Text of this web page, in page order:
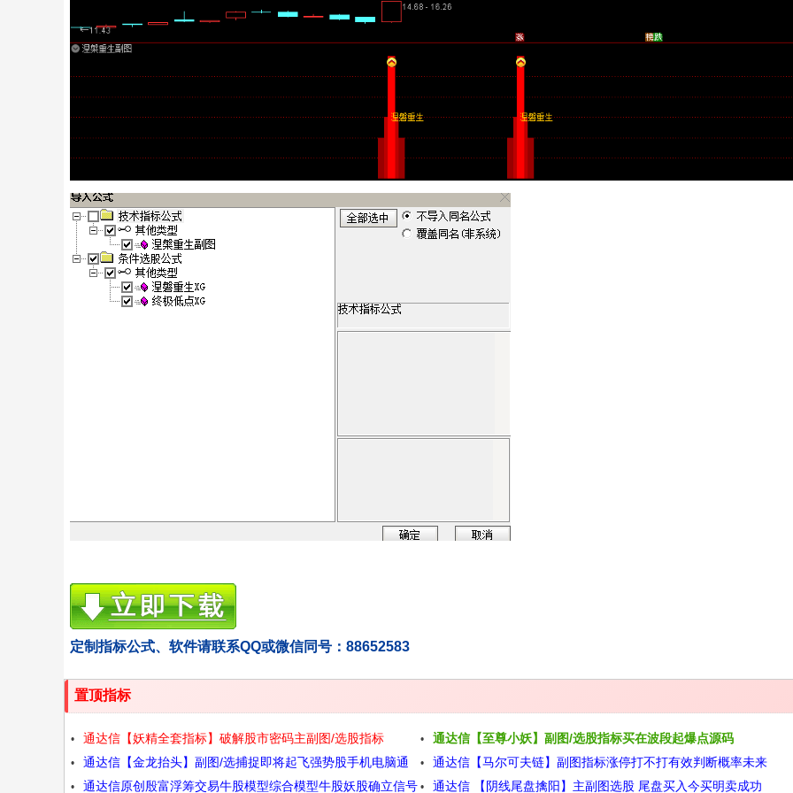
定制指标公式、软件请联系QQ或微信同号：88652583
置顶指标
通达信【妖精全套指标】破解股市密码主副图/选股指标
通达信【至尊小妖】副图/选股指标买在波段起爆点源码
通达信【金龙抬头】副图/选捕捉即将起飞强势股手机电脑通
用源码
通达信【马尔可夫链】副图指标涨停打不打有效判断概率未来
涨跌与历史无关源码
通达信原创殷富浮筹交易牛股模型综合模型牛股妖股确立信号 通达信 【阴线尾盘擒阳】主副图选股 尾盘买入今买明卖成功